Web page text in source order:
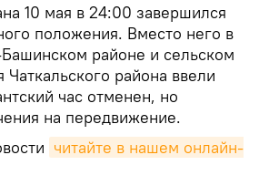
10 мая в 24:00 завершился
положения. Вместо него в
районе и сельском
района ввели
час отменен, но
на передвижение.
читайте в нашем онлайн-